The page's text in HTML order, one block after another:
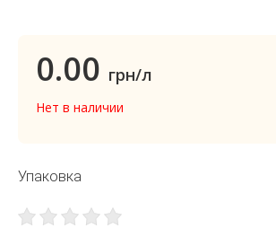
0.00 грн/л
Нет в наличии
Упаковка